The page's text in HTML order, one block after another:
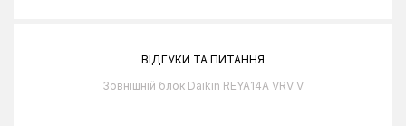
ВІДГУКИ ТА ПИТАННЯ
Зовнішній блок Daikin REYA14A VRV V